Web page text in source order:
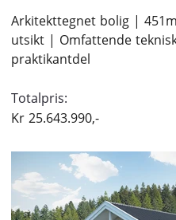
Arkitekttegnet bolig |
utsikt | Omfattende
praktikantdel
Totalpris:
Kr 25.643.990,-